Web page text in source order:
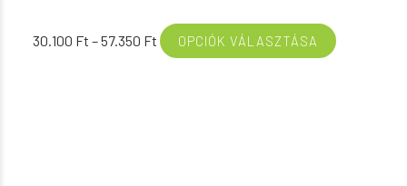
30.100 Ft –57.350 Ft Ártartomány:
30.100 Ft
OPCIÓK VÁLASZTÁSA